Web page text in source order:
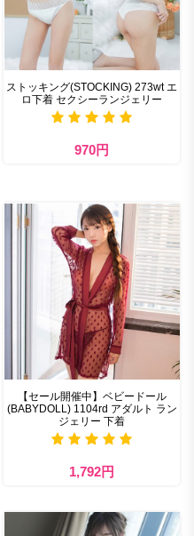
ストッキング(STOCKING) 273wt エ
ロ下着 セクシーランジェリー
970円
【セール開催中】ベビードール
(BABYDOLL) 1104rd アダルト ラン
ジェリー 下着
1,792円